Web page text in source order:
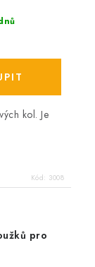
kol. Je
Kód: 3008
pro